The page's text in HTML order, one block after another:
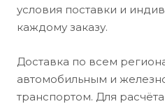
условия поставки и
каждому заказу.
Доставка по всем
автомобильным и
транспортом. Для